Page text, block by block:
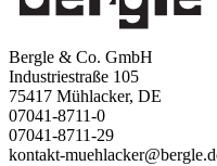
Bergle & Co. GmbH
Industriestraße 105
75417 Mühlacker, DE
07041-8711-0
07041-8711-29
kontakt-